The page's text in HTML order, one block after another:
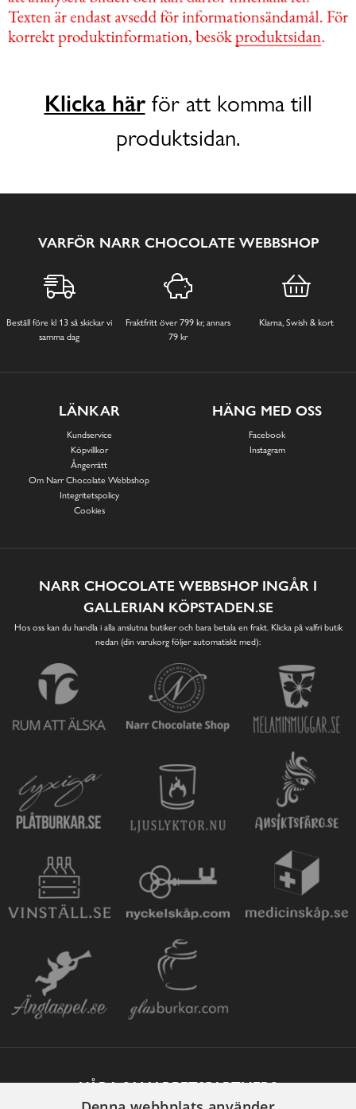
Klicka härför att komma till
produktsidan.
VARFÖR NARR CHOCOLATE WEBBSHOP
Beställ före kl 13 så skickar vi
samma dag
Fraktfritt över 799 kr, annars
79 kr
Klarna, Swish & kort
LÄNKAR
Kundservice
Köpvillkor
Ångerrätt
Om Narr Chocolate Webbshop
Integritetspolicy
Cookies
HÄNG MED OSS
Facebook
Instagram
NARR CHOCOLATE WEBBSHOP INGÅR I
GALLERIAN KÖPSTADEN.SE
Hos oss kan du handla i alla anslutna butiker och bara betala en frakt. Klicka på valfri butik
nedan (din varukorg följer automatiskt med):
VÅRA SAMARBETSPARTNERS